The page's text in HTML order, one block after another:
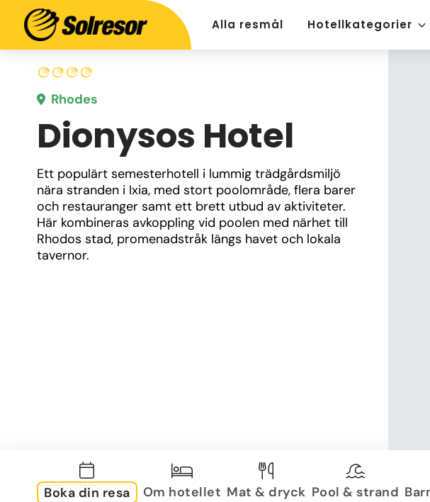
Alla resmål Hotellkategorier
Rhodes
Dionysos Hotel
Ett populärt semesterhotell i lummig trädgårdsmiljö
nära stranden i Ixia, med stort poolområde, flera barer
och restauranger samt ett brett utbud av aktiviteter.
Här kombineras avkoppling vid poolen med närhet till
Rhodos stad, promenadstråk längs havet och lokala
tavernor.
Boka din resa Om hotellet Mat & dryck Pool & strand